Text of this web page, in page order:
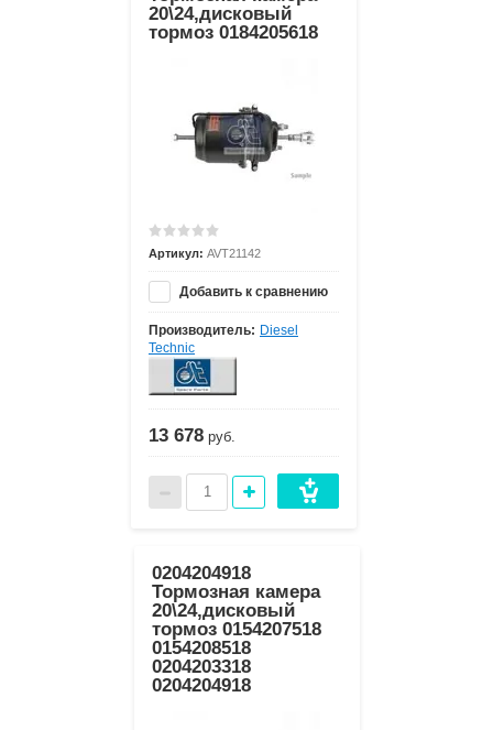
20\24,дисковый
тормоз 0184205618
Артикул: AVT21142
Добавить к сравнению
Производитель: Diesel
Technic
13 678 руб.
0204204918
Тормозная камера
20\24,дисковый
тормоз 0154207518
0154208518
0204203318
0204204918